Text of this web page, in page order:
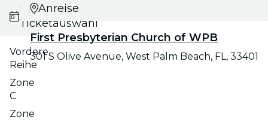
Datums- und
Ticketauswahl
Vordere
Reihe
Zone
C
Zone
Anreise
First Presbyterian Church of WPB
301 S Olive Avenue, West Palm Beach, FL, 33401